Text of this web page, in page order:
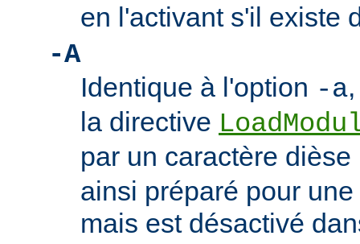
en l'activant s'il existe
-A
Identique à l'option -a
la directive
par un caractère dièse
ainsi préparé pour
mais est désactivé